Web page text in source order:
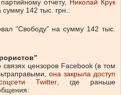
отчету, Николай Крук
сумму 142 тыс. грн.:
цензоров Facebook (в том
она закрыла доступ
Twitter, где раньше